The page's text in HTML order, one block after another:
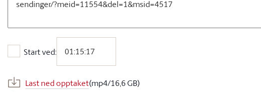
Start ved:
Start ved:
Last ned opptaket(mp4/16,6 GB)